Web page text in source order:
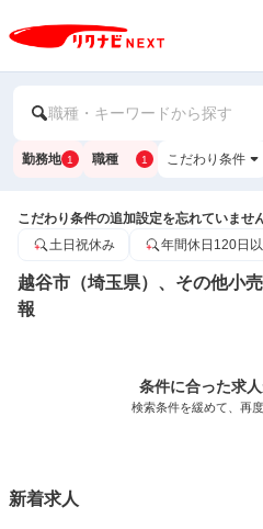
職種・キーワードから探す
勤務地 1 職種 1 こだわり条件
こだわり条件の追加設定を忘れていませ
土日祝休み
年間休日120日
越谷市（埼玉県）、その他小
報
条件に合った求
検索条件を緩めて、再
新着求人